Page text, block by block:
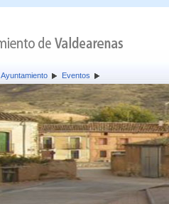
Ayuntamiento Eventos